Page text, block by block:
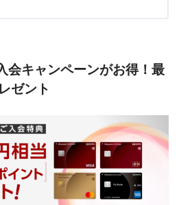
会キャンペーンがお得！最
ゼント